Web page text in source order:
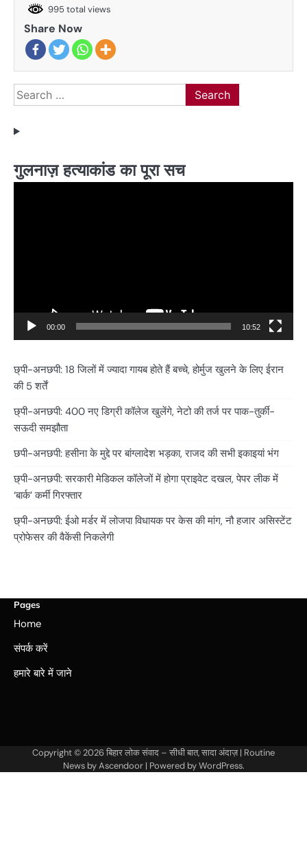
995 total views
Share Now
Search
for:
गुलनाज़ हत्याकांड का पूरा सच
00:00 10:52
छ्पी-अनछपी: 18 जिलों में ज्यादा गायब होते हैं बच्चे, होर्मुज खुलने के लिए ईरान
की 5 शर्तें
छ्पी-अनछपी: 400 नए डिग्री कॉलेज खुलेंगे, नेटो की तर्ज पर पाक-तुर्की-
सऊदी समझौता
छपी-अनछपी: हसीना के मुद्दे पर बांग्लादेश भड़का, राजद की सभी इकाइयां भंग
छ्पी-अनछपी: सरकारी मेडिकल कॉलेजों में होगा प्राइवेट दखल, पेपर लीक में
‘बार्क’ कर्मी गिरफ्तार
छ्पी-अनछपी: ईओ मर्डर में लोजपा विधायक पर केस की मांग, नौ हजार असिस्टेंट
प्रोफेसर की वैकेंसी निकलेगी
Pages
Home
संपर्क करें
हमारे बारे में जाने
Copyright © 2026बिहार लोक संवाद – सीधी बात, सादा अंदाज़| Routine
News byAscendoor| Powered byWordPress.